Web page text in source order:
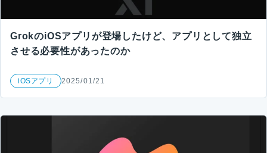
GrokのiOSアプリが登場したけど、アプリとして独立
させる必要性があったのか
iOSアプリ 2025/01/21